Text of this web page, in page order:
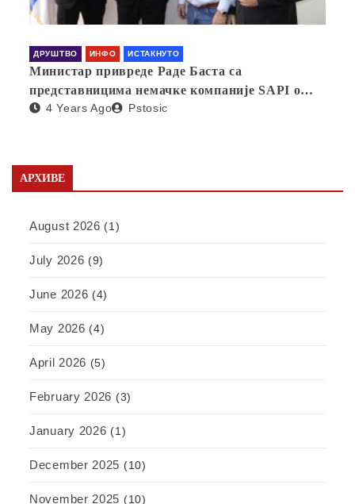
ДРУШТВО ИНФО ИСТАКНУТО
Министар привреде Раде Баста са
представницима немачке компаније SAPI о
отварању фабрике у Србији
4 Years Ago Pstosic
АРХИВЕ
August 2026 (1)
July 2026 (9)
June 2026 (4)
May 2026 (4)
April 2026 (5)
February 2026 (3)
January 2026 (1)
December 2025 (10)
November 2025 (10)